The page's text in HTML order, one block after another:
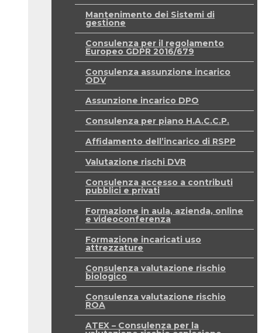
Mantenimento dei Sistemi di
gestione
Consulenza per il regolamento
Europeo GDPR 2016/679
Consulenza assunzione incarico
ODV
Assunzione incarico DPO
Consulenza per piano H.A.C.C.P.
Affidamento dell’incarico di RSPP
Valutazione rischi DVR
Consulenza accesso a contributi
pubblici e privati
Formazione in aula, azienda, online
e videoconferenza
Formazione incaricati uso
attrezzature
Consulenza valutazione rischio
biologico
Consulenza valutazione rischio
ROA
ATEX – Consulenza per la